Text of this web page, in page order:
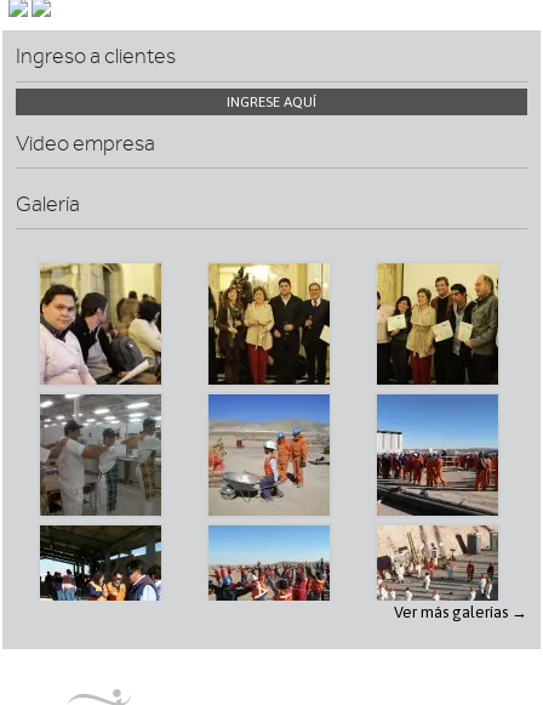
Ingreso a clientes
INGRESE AQUÍ
Video empresa
Galería
Ver más galerías →